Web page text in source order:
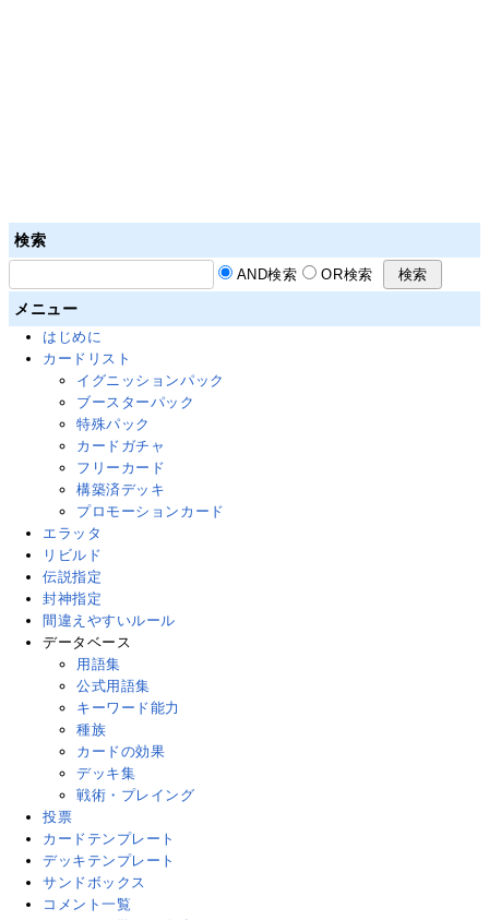
検索
AND検索 OR検索
メニュー
はじめに
カードリスト
イグニッションパック
ブースターパック
特殊パック
カードガチャ
フリーカード
構築済デッキ
プロモーションカード
エラッタ
リビルド
伝説指定
封神指定
間違えやすいルール
データベース
用語集
公式用語集
キーワード能力
種族
カードの効果
デッキ集
戦術・プレイング
投票
カードテンプレート
デッキテンプレート
サンドボックス
コメント一覧